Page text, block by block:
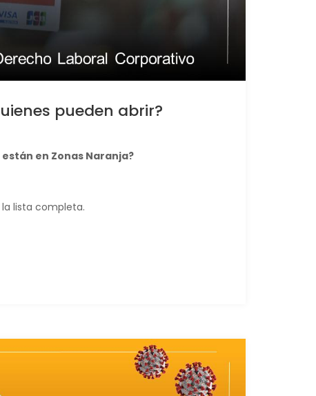
pueden abrir?
en Zonas Naranja?
lista completa.